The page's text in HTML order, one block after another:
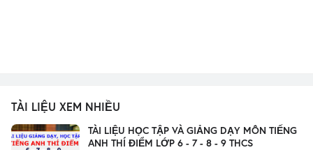
TÀI LIỆU XEM NHIỀU
TÀI LIỆU HỌC TẬP VÀ GIẢNG DẠY MÔN TIẾNG
ANH THÍ ĐIỂM LỚP 6 - 7 - 8 - 9 THCS